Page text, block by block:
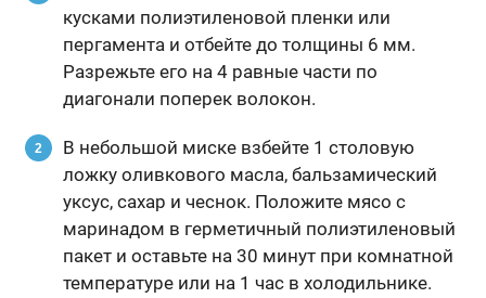
кусками полиэтиленовой пленки или
пергамента и отбейте до толщины 6 мм.
Разрежьте его на 4 равные части по
диагонали поперек волокон.
В небольшой миске взбейте 1 столовую
ложку оливкового масла, бальзамический
уксус, сахар и чеснок. Положите мясо с
маринадом в герметичный полиэтиленовый
пакет и оставьте на 30 минут при комнатной
температуре или на 1 час в холодильнике.